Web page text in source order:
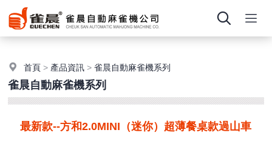
首頁 > 產品資訊 >雀晨自動麻雀機系列
雀晨自動麻雀機系列
最新款--方和2.0MINI（迷你）超薄餐桌款過山車